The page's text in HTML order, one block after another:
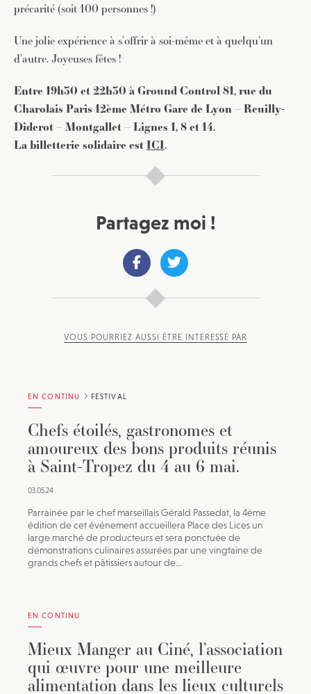
précarité (soit 100 personnes !)
Une jolie expérience à s’offrir à soi-même et à quelqu’un
d’autre. Joyeuses fêtes !
Entre 19h30 et 22h30 à Ground Control 81, rue du
Charolais Paris 12ème Métro Gare de Lyon – Reuilly-
Diderot – Montgallet – Lignes 1, 8 et 14.
La billetterie solidaire estICI.
Partagez moi !
VOUS POURRIEZ AUSSI ÊTRE INTÉRESSÉ PAR
EN CONTINU FESTIVAL
Chefs étoilés, gastronomes et
amoureux des bons produits réunis
à Saint-Tropez du 4 au 6 mai.
03.05.24
Parrainée par le chef marseillais Gérald Passedat, la 4ème
édition de cet événement accueillera Place des Lices un
large marché de producteurs et sera ponctuée de
démonstrations culinaires assurées par une vingtaine de
grands chefs et pâtissiers autour de...
EN CONTINU
Mieux Manger au Ciné, l’association
qui œuvre pour une meilleure
alimentation dans les lieux culturels
JE M'INSCRIS À LA NEWSLETTER
Pour recevoir toutes les deux semaines notre lettre
d’info avec une sélection d’articles …